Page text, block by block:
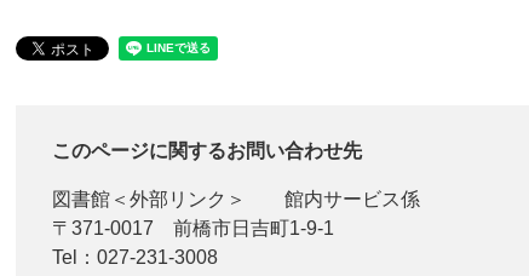
このページに関するお問い合わせ先
図書館 ＜外部リンク＞
館内サービス係
〒371-0017
前橋市日吉町1-9-1
Tel：027-231-3008